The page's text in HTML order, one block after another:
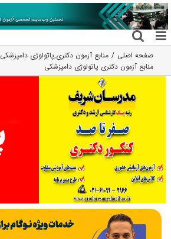
رفتن
به
محتوا
صفحه اصلی منابع آزمون دکتری,پاتولوژی دامپزشکی
منابع آزمون دکتری پاتولوژی دامپزشکی